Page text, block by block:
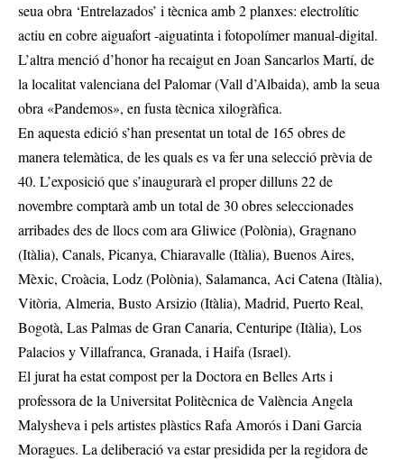
seua obra ‘Entrelazados’ i tècnica amb 2 planxes: electrolític
actiu en cobre aiguafort -aiguatinta i fotopolímer manual-digital.
L’altra menció d’honor ha recaigut en Joan Sancarlos Martí, de
la localitat valenciana del Palomar (Vall d’Albaida), amb la seua
obra «Pandemos», en fusta tècnica xilogràfica.
En aquesta edició s’han presentat un total de 165 obres de
manera telemàtica, de les quals es va fer una selecció prèvia de
40. L’exposició que s’inaugurarà el proper dilluns 22 de
novembre comptarà amb un total de 30 obres seleccionades
arribades des de llocs com ara Gliwice (Polònia), Gragnano
(Itàlia), Canals, Picanya, Chiaravalle (Itàlia), Buenos Aires,
Mèxic, Croàcia, Lodz (Polònia), Salamanca, Aci Catena (Itàlia),
Vitòria, Almeria, Busto Arsizio (Itàlia), Madrid, Puerto Real,
Bogotà, Las Palmas de Gran Canaria, Centuripe (Itàlia), Los
Palacios y Villafranca, Granada, i Haifa (Israel).
El jurat ha estat compost per la Doctora en Belles Arts i
professora de la Universitat Politècnica de València Angela
Malysheva i pels artistes plàstics Rafa Amorós i Dani Garcia
Moragues. La deliberació va estar presidida per la regidora de